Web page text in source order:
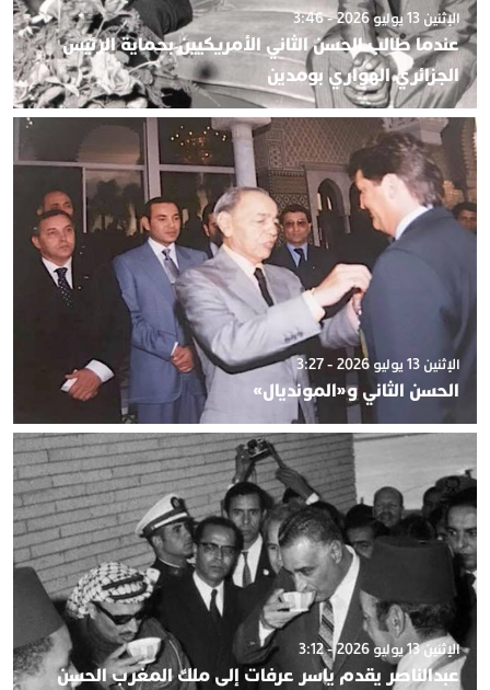
الإثنين 13 يوليو 2026 - 3:46
عندما طالب الحسن الثاني الأمريكيين بحماية الرئيس
الجزائري الهواري بومدين
الإثنين 13 يوليو 2026 - 3:27
الحسن الثاني و«المونديال»
الإثنين 13 يوليو 2026 - 3:12
عبدالناصر يقدم ياسر عرفات إلى ملك المغرب الحسن